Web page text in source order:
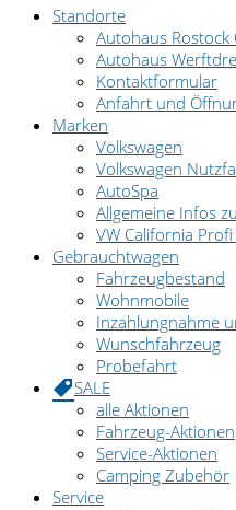
Standorte
Autohaus Rostock
Autohaus
Kontaktformular
Anfahrt und
Marken
Volkswagen
Volkswagen
AutoSpa
Allgemeine Infos
VW California
Gebrauchtwagen
Fahrzeugbestand
Wohnmobile
Inzahlungnahme
Wunschfahrzeug
Probefahrt
SALE
alle Aktionen
Fahrzeug-Aktionen
Service-Aktionen
Camping Zubehör
Service